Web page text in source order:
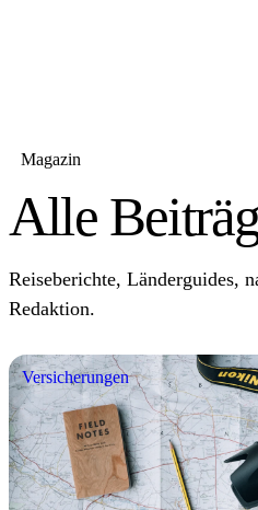
Magazin
Alle
Reiseberichte, Länderguides,
Redaktion.
Versicherungen